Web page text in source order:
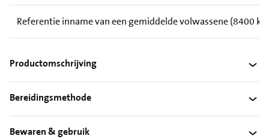
Referentie inname van een gemiddelde volwassene (8400
Productomschrijving
Bereidingsmethode
Bewaren & gebruik